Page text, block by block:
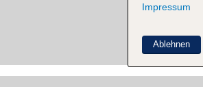
Impressum
Ablehnen